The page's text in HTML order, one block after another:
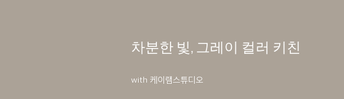
차분한 빛, 그레이 컬러 키친
with 케이램스튜디오